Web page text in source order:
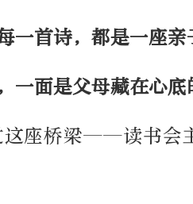
一首诗，都是一座亲
一面是父母藏在心底
座桥梁——读书会